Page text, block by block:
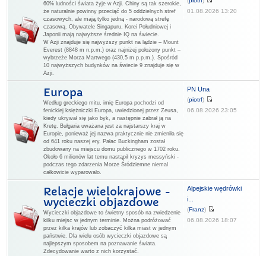
60% ludności świata żyje w Azji. Chiny są tak szerokie,
że naturalnie powinny przeciąć do 5 oddzielnych stref
czasowych, ale mają tylko jedną - narodową strefę
czasową. Obywatele Singapuru, Korei Południowej i
Japonii mają najwyższe średnie IQ na świecie.
W Azji znajduje się najwyższy punkt na lądzie – Mount
Everest (8848 m n.p.m.) oraz najniżej położony punkt –
wybrzeże Morza Martwego (430,5 m p.p.m.). Spośród
10 najwyższych budynków na świecie 9 znajduje się w
Azji.
01.08.2026 13:20
Europa
Według greckiego mitu, imię Europa pochodzi od
fenickiej księżniczki Europa, uwiedzionej przez Zeusa,
kiedy ukrywał się jako byk, a następnie zabrał ją na
Kretę. Bułgaria uważana jest za najstarszy kraj w
Europie, ponieważ jej nazwa praktycznie nie zmieniła się
od 641 roku naszej ery. Pałac Buckingham został
zbudowany na miejscu domu publicznego w 1702 roku.
Około 6 milionów lat temu nastąpił kryzys messyński -
podczas tego zdarzenia Morze Śródziemne niemal
całkowicie wyparowało.
PN Una
(piotrf)
06.08.2026 23:05
Relacje wielokrajowe -
wycieczki objazdowe
Wycieczki objazdowe to świetny sposób na zwiedzenie
kilku miejsc w jednym terminie. Można podróżować
przez kilka krajów lub zobaczyć kilka miast w jednym
państwie. Dla wielu osób wycieczki objazdowe są
najlepszym sposobem na poznawanie świata.
Zdecydowanie warto z nich korzystać.
Alpejskie wędrówki
i...
(Franz)
06.08.2026 18:07